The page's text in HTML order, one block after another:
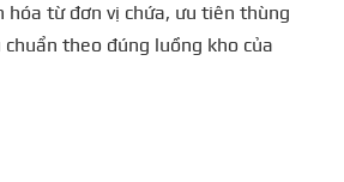
hóa từ đơn vị chứa, ưu tiên thùng
theo đúng luồng kho của